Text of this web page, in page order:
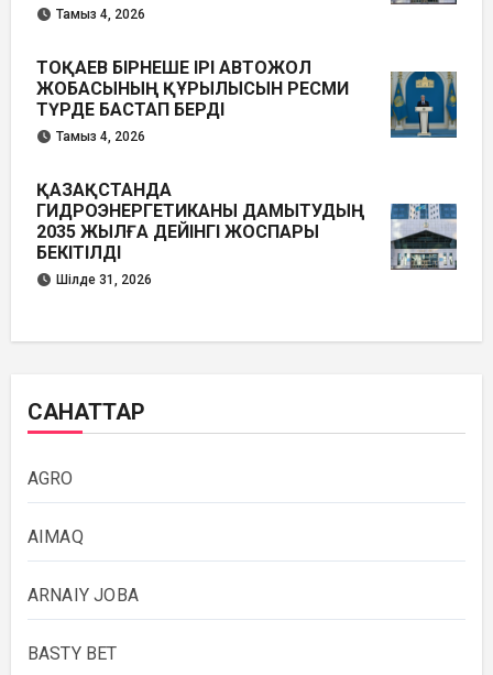
Тамыз 4, 2026
ТОҚАЕВ БІРНЕШЕ ІРІ АВТОЖОЛ
ЖОБАСЫНЫҢ ҚҰРЫЛЫСЫН РЕСМИ
ТҮРДЕ БАСТАП БЕРДІ
Тамыз 4, 2026
ҚАЗАҚСТАНДА
ГИДРОЭНЕРГЕТИКАНЫ ДАМЫТУДЫҢ
2035 ЖЫЛҒА ДЕЙІНГІ ЖОСПАРЫ
БЕКІТІЛДІ
Шілде 31, 2026
САНАТТАР
AGRO
AIMAQ
ARNAIY JOBA
BASTY BET